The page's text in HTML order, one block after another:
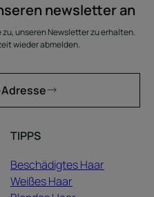
newsletter an
unseren Newsletter zu erhalten.
wieder abmelden.
TIPPS
Beschädigtes Haar
Weißes Haar